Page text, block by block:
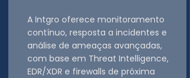
A Intgro oferece monitoramento
contínuo, resposta a incidentes e
análise de ameaças avançadas,
com base em Threat Intelligence,
EDR/XDR e firewalls de próxima